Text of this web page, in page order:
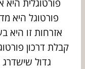
פורטוגל היא
אזרחות זו היא
קבלת דרכון
גדול